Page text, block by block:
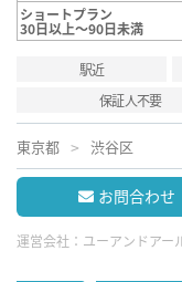
ショートプラン
30日以上～90日未満
駅近
保証人不要
東京都 渋谷区
お問合わせ
運営会社： ユーアンドアー